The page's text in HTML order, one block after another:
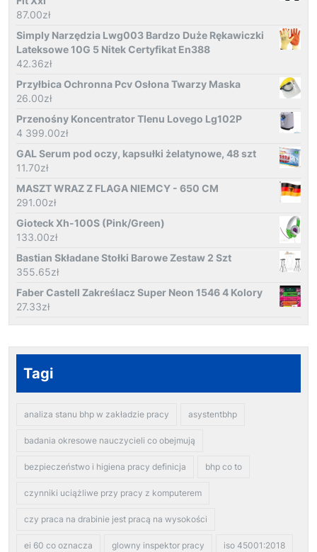
87.00zł
Simply Narzędzia Lwg003 Bardzo Duże Rękawiczki
Lateksowe 10G 5 Nitek Certyfikat En388
42.36zł
Przyłbica Ochronna Pcv Osłona Twarzy Maska
26.00zł
Przenośny Koncentrator Tlenu Lovego Lg102P
4 399.00zł
GAL Serum pod oczy, kapsułki żelatynowe, 48 szt
11.70zł
MASZT WRAZ Z FLAGA NIEMCY - 650 CM
291.00zł
Gioteck Xh-100S (Pink/Green)
133.00zł
Bastian Składane Stołki Barowe Zestaw 2 Szt
355.65zł
Faber Castell Zakreślacz Super Neon 1546 4 Kolory
27.33zł
Tagi
analiza stanu bhp w zakładzie pracy asystentbhp
badania okresowe nauczycieli co obejmują
bezpieczeństwo i higiena pracy definicja bhp co to
czynniki uciążliwe przy pracy z komputerem
czy praca na drabinie jest pracą na wysokości
ei 60 co oznacza glowny inspektor pracy iso 45001:2018